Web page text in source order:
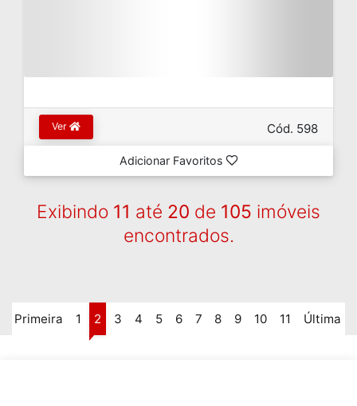
Ver Cód. 598
Adicionar Favoritos
Exibindo 11 até 20 de 105 imóveis
encontrados.
Primeira 1 2 3 4 5 6 7 8 9 10 11 Última